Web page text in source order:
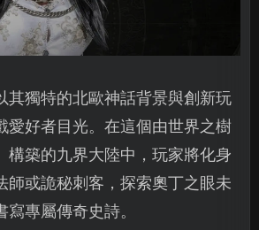
其獨特的北歐神話背景與創新玩
愛好者目光。在這個由世界之樹
構築的九界大陸中，玩家將化身
師或詭秘刺客，探索奧丁之眼未
專屬傳奇史詩。